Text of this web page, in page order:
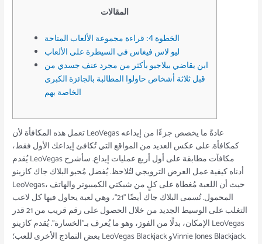
المقالات
الخطوة 4: قراءة مجموعة الألعاب المتاحة
ليو لاس فيغاس في السيطرة على الألعاب
ابن يقاضي بيلاجيو بأكثر من مجرد عنف جسدي من
قبل ثلاثة أشخاص حاولوا المطالبة بالجائزة الكبرى
الخاصة بهم
تعمل هذه المكافأة لأن LeoVegas عادةً ما يخصص جزءًا من إيداعه
كمكافأة. على عكس العديد من المواقع التي تُكافئ إيداعك الأول فقط،
يُقدم LeoVegas مكافآت مطابقة على أول أربع عمليات إيداع. سأشرح
أدناه كيفية عمل العرض الترويجي لتُلاحظ. يُفضل مُحبو البلاك جاك كازينو
LeoVegas، حيث أن اللعبة مُغطاة على كلٍ من شبكتي الكمبيوتر والهاتف
المحمول.
تُسمى البلاك جاك أيضًا "21"، وهي لعبة يحاول فيها كل لاعب
التغلب على الوسيط الجديد من خلال الحصول على رقم قريب من 21 قدر
الإمكان، بدلًا من الفوز، وهو ما يُعرف بـ"الخسارة". يُقدم كازينو LeoVegas
بعض النماذج الأخرى للعب؛ LeoVegas Blackjack وVinnie Jones Blackjack.